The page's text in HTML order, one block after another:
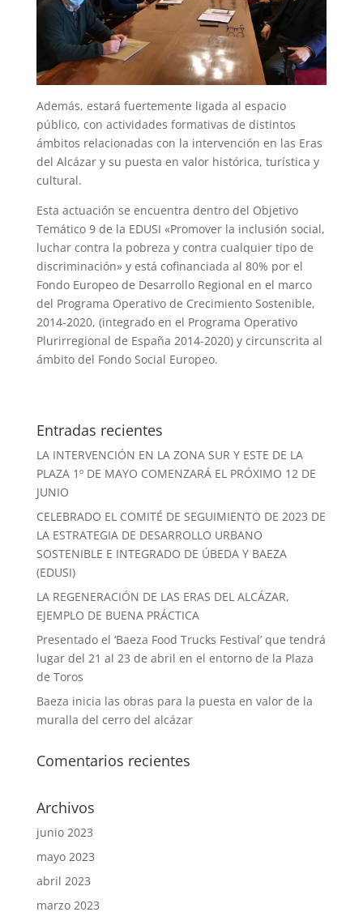
Además, estará fuertemente ligada al espacio
público, con actividades formativas de distintos
ámbitos relacionadas con la intervención en las Eras
del Alcázar y su puesta en valor histórica, turística y
cultural.
Esta actuación se encuentra dentro del Objetivo
Temático 9 de la EDUSI «Promover la inclusión social,
luchar contra la pobreza y contra cualquier tipo de
discriminación» y está cofinanciada al 80% por el
Fondo Europeo de Desarrollo Regional en el marco
del Programa Operativo de Crecimiento Sostenible,
2014-2020, (integrado en el Programa Operativo
Plurirregional de España 2014-2020) y circunscrita al
ámbito del Fondo Social Europeo.
Entradas recientes
LA INTERVENCIÓN EN LA ZONA SUR Y ESTE DE LA
PLAZA 1º DE MAYO COMENZARÁ EL PRÓXIMO 12 DE
JUNIO
CELEBRADO EL COMITÉ DE SEGUIMIENTO DE 2023 DE
LA ESTRATEGIA DE DESARROLLO URBANO
SOSTENIBLE E INTEGRADO DE ÚBEDA Y BAEZA
(EDUSI)
LA REGENERACIÓN DE LAS ERAS DEL ALCÁZAR,
EJEMPLO DE BUENA PRÁCTICA
Presentado el ‘Baeza Food Trucks Festival’ que tendrá
lugar del 21 al 23 de abril en el entorno de la Plaza
de Toros
Baeza inicia las obras para la puesta en valor de la
muralla del cerro del alcázar
Comentarios recientes
Archivos
junio 2023
mayo 2023
abril 2023
marzo 2023